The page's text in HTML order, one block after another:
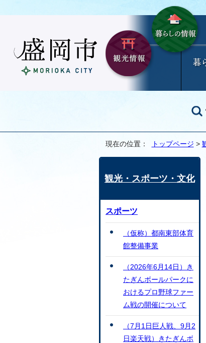
暮
現在の位置： トップページ >
観光・スポーツ・文化
スポーツ
（仮称）都南東部体育
館整備事業
（2026年6月14日）き
たぎんボールパークに
おけるプロ野球ファー
ム戦の開催について
（7月1日巨人戦、9月2
日楽天戦）きたぎんボ